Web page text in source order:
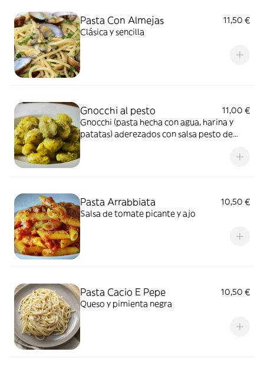
Pasta Con Almejas
11,50 €
Clásica y sencilla
Gnocchi al pesto
11,00 €
Gnocchi (pasta hecha con agua, harina y
patatas) aderezados con salsa pesto de
Pasta Arrabbiata
10,50 €
Salsa de tomate picante y ajo
Pasta Cacio E Pepe
10,50 €
Queso y pimienta negra